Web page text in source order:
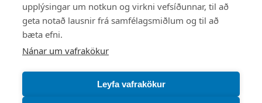
upplýsingar um notkun og virkni vefsíðunnar, til að
geta notað lausnir frá samfélagsmiðlum og til að
bæta efni.
Nánar um vafrakökur
Leyfa vafrakökur
Mest skoðað
Starfsstöðvar